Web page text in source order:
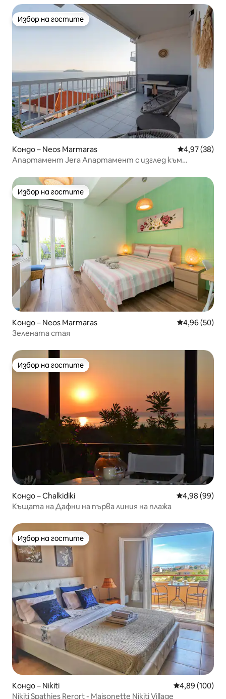
Избор на гостите
Избор на гостите
Кондо – Neos Marmaras Средна
4,97 (38)
Апартамент Jera Апартамент с изглед към
Избор на гостите
Избор на гостите
Кондо – Neos Marmaras Средна
4,96 (50)
Зелената стая
Избор на гостите
Избор на гостите
Кондо – Chalkidiki Средна
4,98 (99)
Къщата на Дафни на първа линия на плажа
Избор на гостите
Избор на гостите
Кондо – Nikiti Средна
4,89 (100)
Nikiti Spathies Rerort - Maisonette Nikiti Village